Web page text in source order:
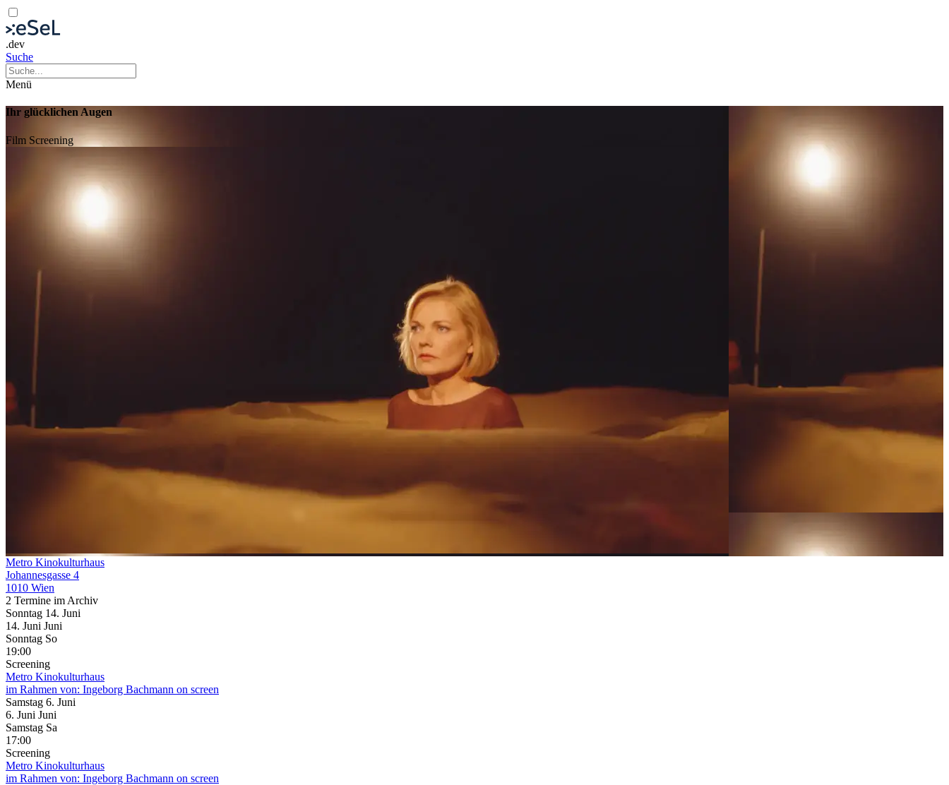
.dev
Suche
Menü
Ihr glücklichen Augen
Film Screening
Metro Kinokulturhaus
Johannesgasse 4
1010 Wien
2 Termine im Archiv
Sonntag 14. Juni
14. Juni Juni
Sonntag So
19:00
Screening
Metro Kinokulturhaus
im Rahmen von: Ingeborg Bachmann on screen
Samstag 6. Juni
6. Juni Juni
Samstag Sa
17:00
Screening
Metro Kinokulturhaus
im Rahmen von: Ingeborg Bachmann on screen